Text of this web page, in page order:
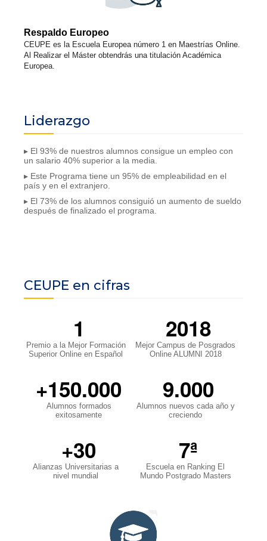
Respaldo Europeo
CEUPE es la Escuela Europea número 1 en Maestrías Online.
Al Realizar el Máster obtendrás una titulación Académica
Europea.
Liderazgo
▸ El 93% de nuestros alumnos consigue un empleo con
un salario 40% superior a la media.
▸ Este Programa tiene un 95% de empleabilidad en el
país y en el extranjero.
▸ El 73% de los alumnos consiguió un aumento de sueldo
después de finalizado el programa.
CEUPE en cifras
1
Premio a la Mejor Formación
Superior Online en Español
2018
Mejor Campus de Posgrados
Online ALUMNI 2018
+150.000
Alumnos formados
exitosamente
9.000
Alumnos nuevos cada año y
creciendo
+30
Alianzas Universitarias a
nivel mundial
7ª
Escuela en Ranking El
Mundo Postgrado Masters